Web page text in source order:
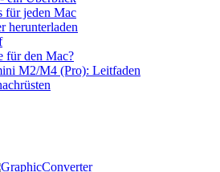
für jeden Mac
herunterladen
für den Mac?
M2/M4 (Pro): Leitfaden